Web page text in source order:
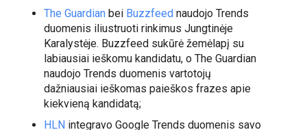
The Guardian bei Buzzfeed naudojo Trends
duomenis iliustruoti rinkimus Jungtinėje
Karalystėje. Buzzfeed sukūrė žemėlapį su
labiausiai ieškomu kandidatu, o The Guardian
naudojo Trends duomenis vartotojų
dažniausiai ieškomas paieškos frazes apie
kiekvieną kandidatą;
HLN